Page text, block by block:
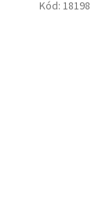
Kód: 18198